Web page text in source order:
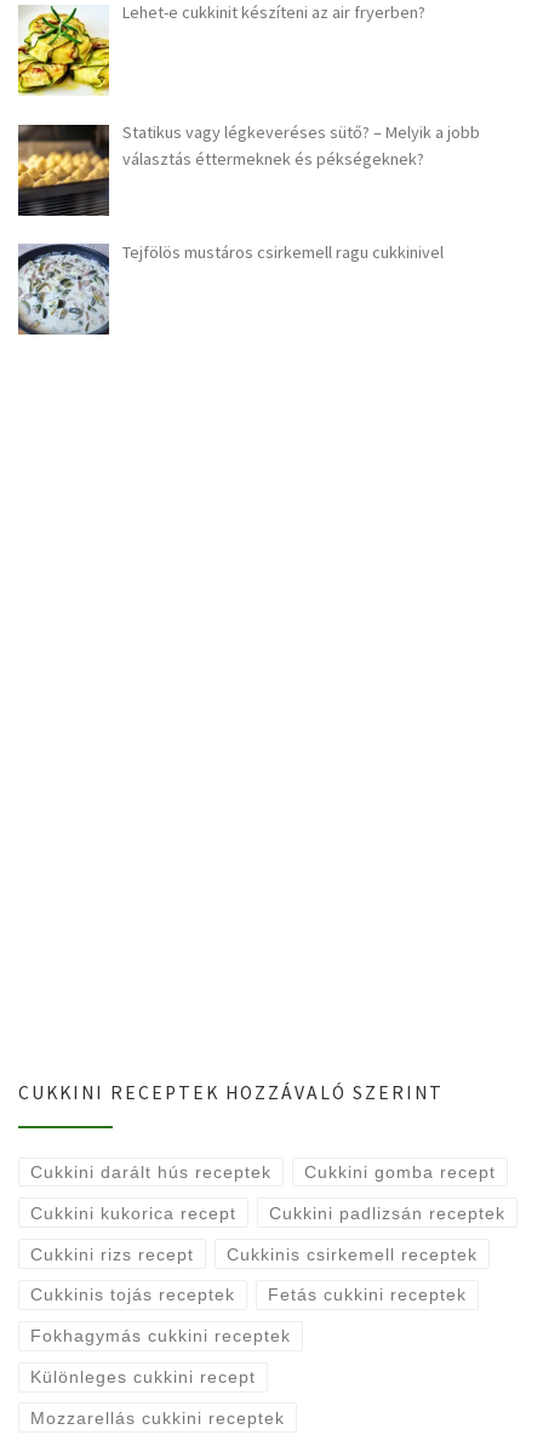
Lehet-e cukkinit készíteni az air fryerben?
Statikus vagy légkeveréses sütő? – Melyik a jobb
választás éttermeknek és pékségeknek?
Tejfölös mustáros csirkemell ragu cukkinivel
CUKKINI RECEPTEK HOZZÁVALÓ SZERINT
Cukkini darált hús receptek Cukkini gomba recept
Cukkini kukorica recept Cukkini padlizsán receptek
Cukkini rizs recept Cukkinis csirkemell receptek
Cukkinis tojás receptek Fetás cukkini receptek
Fokhagymás cukkini receptek
Különleges cukkini recept
Mozzarellás cukkini receptek